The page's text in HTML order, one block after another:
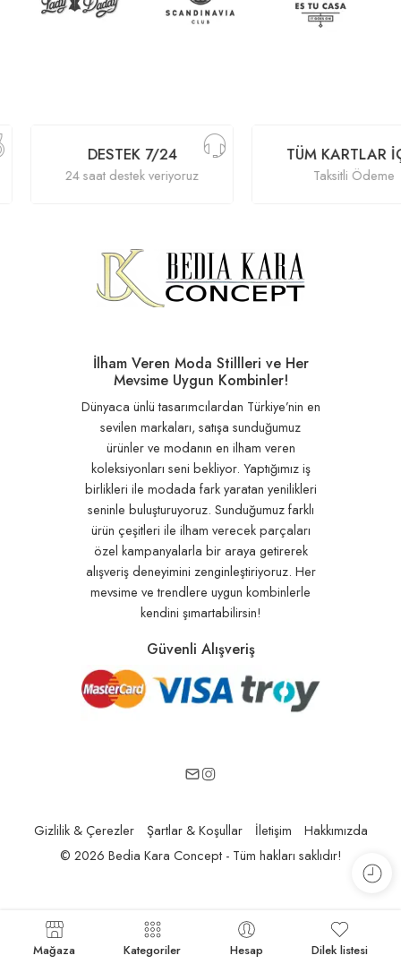
DESTEK 7/24
24 saat destek veriyoruz
TÜM KARTLAR
Taksitli Ödeme
İlham Veren Moda Stillleri ve Her
Mevsime Uygun Kombinler!
Dünyaca ünlü tasarımcılardan Türkiye’nin en
sevilen markaları, satışa sunduğumuz
ürünler ve modanın en ilham veren
koleksiyonları seni bekliyor. Yaptığımız iş
birlikleri ile modada fark yaratan yenilikleri
seninle buluşturuyoruz. Sunduğumuz farklı
ürün çeşitleri ile ilham verecek parçaları
özel kampanyalarla bir araya getirerek
alışveriş deneyimini zenginleştiriyoruz. Her
mevsime ve trendlere uygun kombinlerle
kendini şımartabilirsin!
Güvenli Alışveriş
Gizlilik & Çerezler Şartlar & Koşullar İletişim
Hakkımızda
© 2026 Bedia Kara Concept - Tüm hakları saklıdır!
Mağaza Kategoriler Hesap Dilek listesi